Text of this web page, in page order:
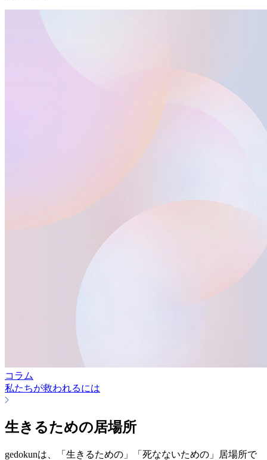
コラム
私たちが救われるには
生きるための居場所
gedokunは、「生きるための」「死なないための」居場所で